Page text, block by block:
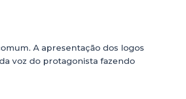
A apresentação dos logos
voz do protagonista fazendo